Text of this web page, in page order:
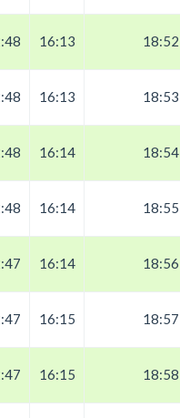
16:13 18:52
16:13 18:53
16:14 18:54
16:14 18:55
16:14 18:56
16:15 18:57
16:15 18:58